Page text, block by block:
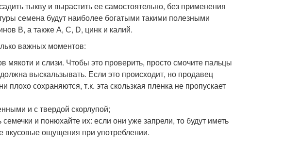
тыкву и вырастить ее самостоятельно, без применения
семена будут наиболее богатыми такими полезными
В, а также А, С, D, цинк и калий.
важных моментов:
и слизи. Чтобы это проверить, просто смочите пальцы
выскальзывать. Если это происходит, но продавец
плохо сохраняются, т.к. эта скользкая пленка не пропускает
и с твердой скорлупой;
и понюхайте их: если они уже запрели, то будут иметь
вкусовые ощущения при употреблении.